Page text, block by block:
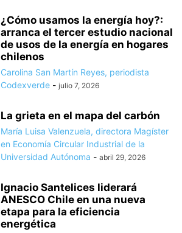
¿Cómo usamos la energía hoy?:
arranca el tercer estudio nacional
de usos de la energía en hogares
chilenos
Carolina San Martín Reyes, periodista
Codexverde - julio 7, 2026
La grieta en el mapa del carbón
María Luisa Valenzuela, directora Magíster
en Economía Circular Industrial de la
Universidad Autónoma - abril 29, 2026
Ignacio Santelices liderará
ANESCO Chile en una nueva
etapa para la eficiencia
energética